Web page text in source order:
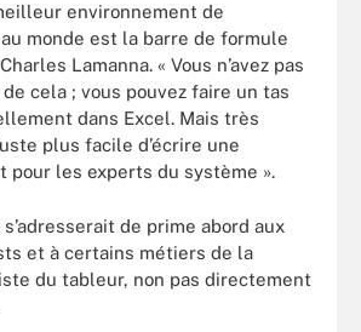
environnement de
monde est la barre de formule
Lamanna. « Vous n’avez pas
cela ; vous pouvez faire un tas
dans Excel. Mais très
plus facile d’écrire une
pour les experts du système ».
de prime abord aux
et à certains métiers de la
du tableur, non pas directement